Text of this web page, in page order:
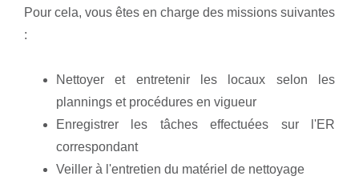
Pour cela, vous êtes en charge des missions suivantes
:
Nettoyer et entretenir les locaux selon les
plannings et procédures en vigueur
Enregistrer les tâches effectuées sur l'ER
correspondant
Veiller à l'entretien du matériel de nettoyage